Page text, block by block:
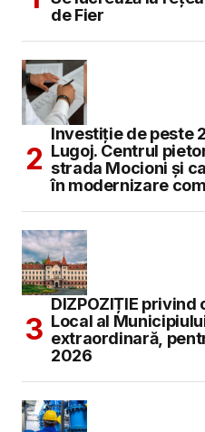
de Fier
Investiție de peste
Lugoj. Centrul
strada Mocioni și
în modernizare
DIZPOZIȚIE
Local al
extraordinară,
2026